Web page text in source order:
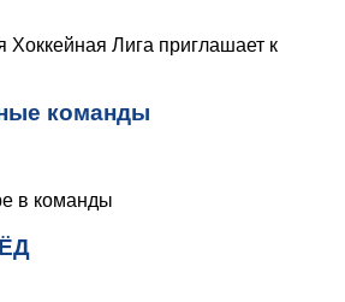
Хоккейная Лига приглашает к
команды
в команды